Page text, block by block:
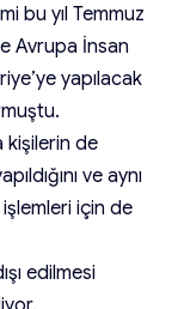
bu yıl Temmuz
Avrupa İnsan
yapılacak
kişilerin de
ve aynı
işlemleri için de
edilmesi